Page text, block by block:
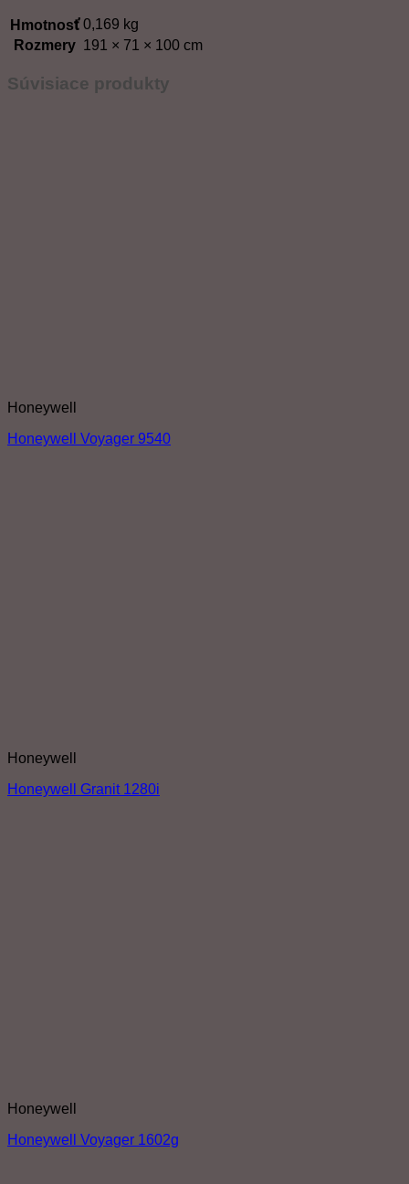
Hmotnosť 0,169 kg
Rozmery 191 × 71 × 100 cm
Súvisiace produkty
Honeywell
Honeywell Voyager 9540
Honeywell
Honeywell Granit 1280i
Honeywell
Honeywell Voyager 1602g